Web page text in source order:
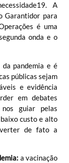
19. A
Garantidor para
é uma
onda e o
pandemia e é
públicas sejam
e evidência
em debates
guiar pelas
custo e alto
de fato a
a vacinação